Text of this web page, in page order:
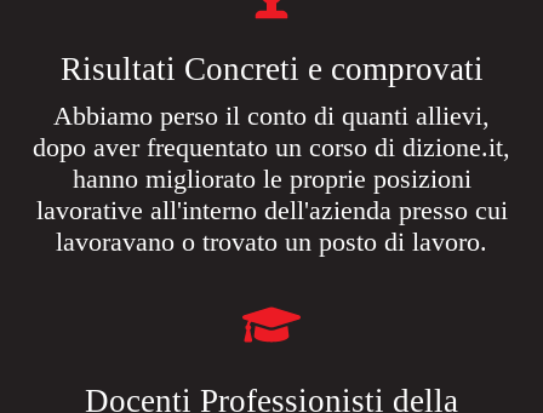
Risultati Concreti e comprovati​
Abbiamo perso il conto di quanti allievi,
dopo aver frequentato un corso di dizione.it,
hanno migliorato le proprie posizioni
lavorative all'interno dell'azienda presso cui
lavoravano o trovato un posto di lavoro.
Docenti Professionisti della